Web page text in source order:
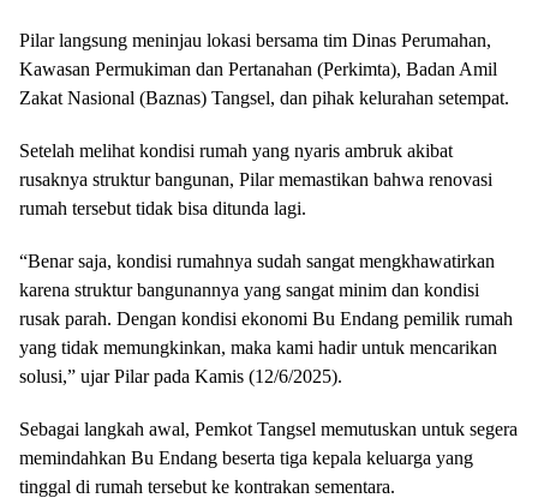
Pilar langsung meninjau lokasi bersama tim Dinas Perumahan,
Kawasan Permukiman dan Pertanahan (Perkimta), Badan Amil
Zakat Nasional (Baznas) Tangsel, dan pihak kelurahan setempat.
Setelah melihat kondisi rumah yang nyaris ambruk akibat
rusaknya struktur bangunan, Pilar memastikan bahwa renovasi
rumah tersebut tidak bisa ditunda lagi.
“Benar saja, kondisi rumahnya sudah sangat mengkhawatirkan
karena struktur bangunannya yang sangat minim dan kondisi
rusak parah. Dengan kondisi ekonomi Bu Endang pemilik rumah
yang tidak memungkinkan, maka kami hadir untuk mencarikan
solusi,” ujar Pilar pada Kamis (12/6/2025).
Sebagai langkah awal, Pemkot Tangsel memutuskan untuk segera
memindahkan Bu Endang beserta tiga kepala keluarga yang
tinggal di rumah tersebut ke kontrakan sementara.